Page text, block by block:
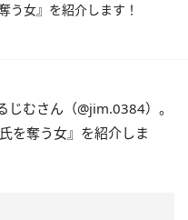
う女』を紹介します！
むさん（@jim.0384）。
を奪う女』を紹介しま